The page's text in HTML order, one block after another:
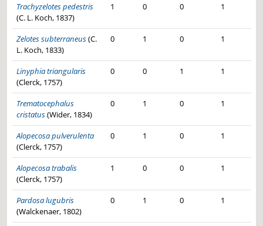
Trachyzelotes pedestris
(C. L. Koch, 1837)
1 0 0 1
Zelotes subterraneus(C.
L. Koch, 1833)
0 1 0 1
Linyphia triangularis
(Clerck, 1757)
0 0 1 1
Trematocephalus
cristatus(Wider, 1834)
0 1 0 1
Alopecosa pulverulenta
(Clerck, 1757)
0 1 0 1
Alopecosa trabalis
(Clerck, 1757)
1 0 0 1
Pardosa lugubris
(Walckenaer, 1802)
0 1 0 1